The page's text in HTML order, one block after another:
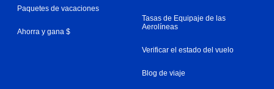
Paquetes de vacaciones
Ahorra y gana $
Tasas de Equipaje de las
Aerolíneas
Verificar el estado del vuelo
Blog de viaje